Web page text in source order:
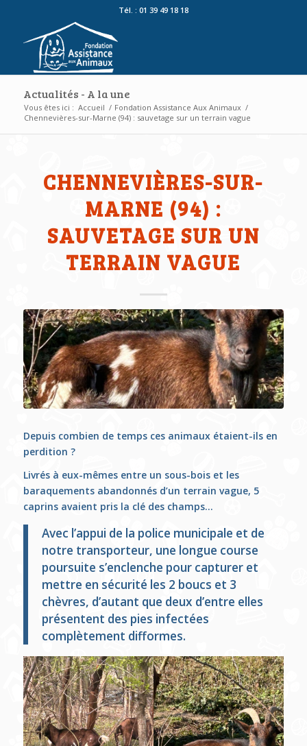
Tél. : 01 39 49 18 18
Actualités - A la une
Vous êtes ici : Accueil / Fondation Assistance Aux Animaux /
Chennevières-sur-Marne (94) : sauvetage sur un terrain vague
CHENNEVIÈRES-SUR-
MARNE (94) :
SAUVETAGE SUR UN
TERRAIN VAGUE
Depuis combien de temps ces animaux étaient-ils en
perdition ?
Livrés à eux-mêmes entre un sous-bois et les
baraquements abandonnés d’un terrain vague, 5
caprins avaient pris la clé des champs…
Avec l’appui de la police municipale et de
notre transporteur, une longue course
poursuite s’enclenche pour capturer et
mettre en sécurité les 2 boucs et 3
chèvres, d’autant que deux d’entre elles
présentent des pies infectées
complètement difformes.